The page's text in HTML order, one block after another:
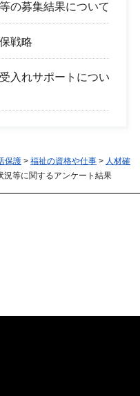
の募集結果について
戦略
入れサポートについ
保護 > 福祉の資格や仕事 > 人材確
況等に関するアンケート結果